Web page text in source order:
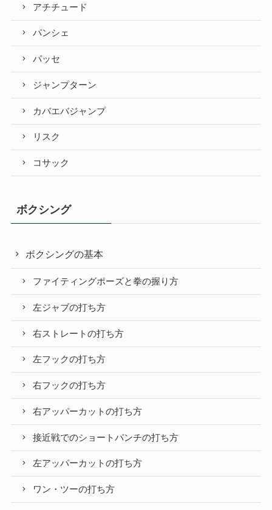
アチチュード
パンシェ
パッセ
ジャンプターン
カバエバジャンプ
リスク
コサック
ボクシング
ボクシングの基本
ファイティングポーズと拳の握り方
左ジャブの打ち方
右ストレートの打ち方
左フックの打ち方
右フックの打ち方
右アッパーカットの打ち方
接近戦でのショートパンチの打ち方
左アッパーカットの打ち方
ワン・ツーの打ち方